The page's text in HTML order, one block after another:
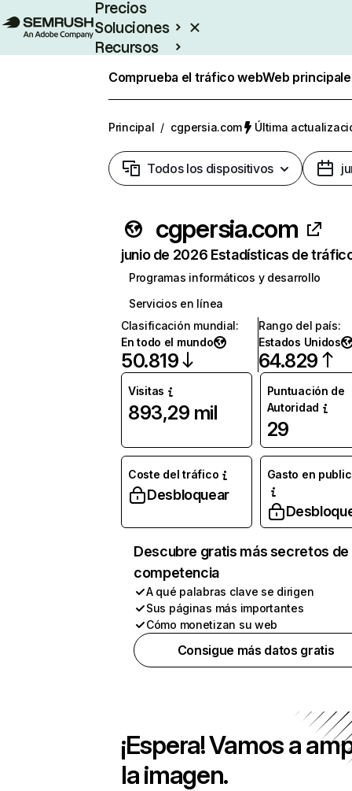
Precios
Soluciones
Recursos
Comprueba el tráfico webWeb
Principal / cgpersia.com Última
Todos los dispositivos
cgpersia.com
junio de 2026 Estadísticas de
Programas informáticos y desarrollo
Servicios en línea
Clasificación mundial:
En todo el mundo
50.819
Rango del país:
Estados Unidos
64.829
Visitas
893,29 mil
Puntuación de
Autoridad
29
Coste del tráfico
Desbloquear
Gasto en
Descubre gratis más secretos de
competencia
A qué palabras clave se dirigen
Sus páginas más importantes
Cómo monetizan su web
Consigue más datos gratis
¡Espera! Vamos a
la imagen.